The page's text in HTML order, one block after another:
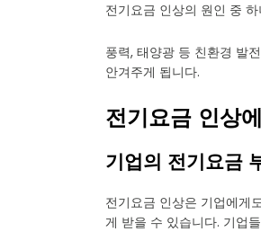
전기요금 인상의 원인 중
풍력, 태양광 등 친환경 발
안겨주게 됩니다.
전기요금 인상
기업의 전기요금
전기요금 인상은 기업에게
게 받을 수 있습니다. 기업